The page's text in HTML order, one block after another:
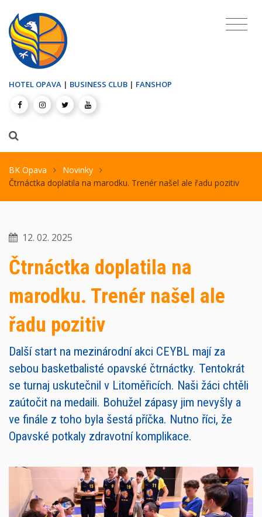
HOTEL OPAVA | BUSINESS CLUB | FANSHOP
BK Opava
Novinky
Čtrnáctka doplatila na marodku. Trenér našel ale řadu pozitiv
12. 02. 2025
Čtrnáctka doplatila na
marodku. Trenér našel ale
řadu pozitiv
Další start na mezinárodní akci CEYBL mají za
sebou basketbalisté opavské čtrnáctky. Tentokrát
se turnaj uskutečnil v Litoměřicích. Naši žáci chtěli
zaútočit na medaili. Bohužel zápasy jim nevyšly a
ve finále z toho byla šestá příčka. Nutno říci, že
Opavské potkaly zdravotní komplikace.